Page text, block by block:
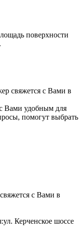
поверхности
свяжется с Вами в
Вами удобным для
помогут выбрать
с Вами в
Керченское шоссе